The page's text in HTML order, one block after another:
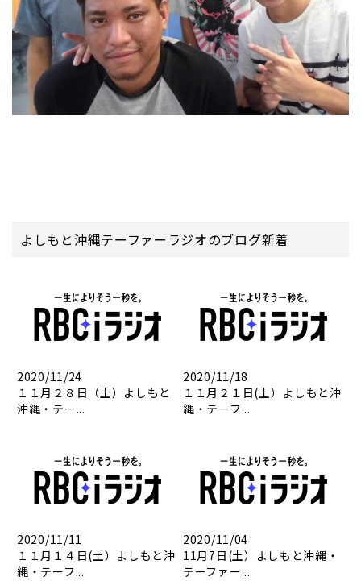
よしもと沖縄テーファーラジオのブログ新着
2020/11/24
１１月２８日（土）よしもと
沖縄・テー...
2020/11/18
１１月２１日(土）よしもと沖
縄・テーフ...
2020/11/11
１１月１４日(土）よしもと沖
縄・テーフ...
2020/11/04
11月7日(土）よしもと沖縄・
テーファー...